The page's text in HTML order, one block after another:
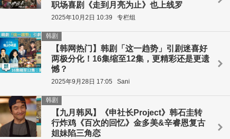
职场喜剧《走到月亮为止》也上线罗
2025年10月2日 10:39 专栏组
【韩网热门】韩剧「这一趋势」引剧迷喜好
两极分化！16集缩至12集，更精彩还是更遗
憾？
韩剧
2025年9月28日 17:05 Sani
【九月韩风】《申社长Project》韩石圭转
行炸鸡《百次的回忆》金多美&辛睿恩复古
姐妹陷三角恋
韩剧